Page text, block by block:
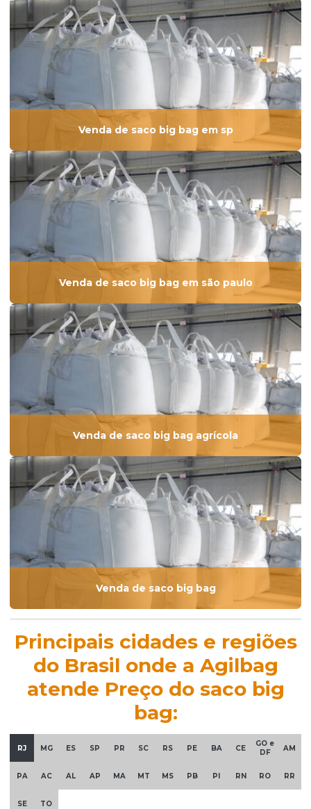
Venda de saco big bag em sp
Venda de saco big bag em são paulo
Venda de saco big bag agrícola
Venda de saco big bag
Principais cidades e regiões
do Brasil onde a Agilbag
atende Preço do saco big
bag:
RJ MG ES SP PR SC RS PE BA CE
GO e
DF
AM
PA AC AL AP MA MT MS PB PI RN RO RR
SE TO